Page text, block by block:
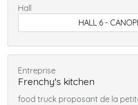
Hall
HALL 6 -
Entreprise
Frenchy's kitchen
food truck proposant de la